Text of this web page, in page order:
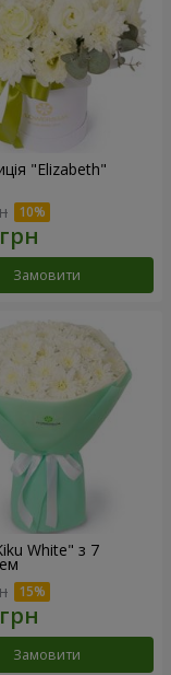
"Elizabeth"
Замовити
White" з 7
Замовити